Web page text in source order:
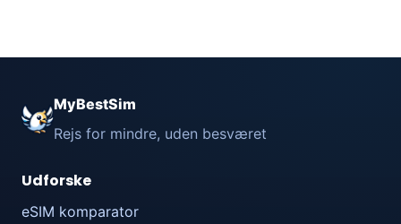
MyBestSim
Rejs for mindre, uden besværet
Udforske
eSIM komparator